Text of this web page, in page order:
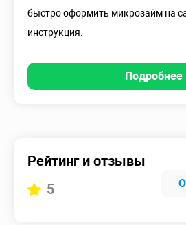
быстро оформить микрозайм на
инструкция.
Подробнее
Рейтинг и отзывы
5